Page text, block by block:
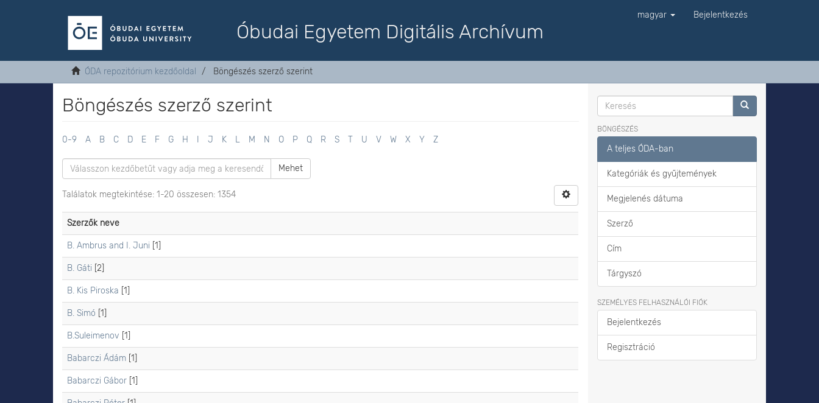
Óbudai Egyetem Digitális Archívum
magyar Bejelentkezés
ÓDA repozitórium kezdőoldal Böngészés szerző szerint
Böngészés szerző szerint
0-9 A B C D E F G H J K L M N O P Q R S T U V W X Y Z
Mehet
Találatok megtekintése: 1-20 összesen: 1354
Szerzők neve
B. Ambrus and I. Juni [1]
B. Gáti [2]
B. Kis Piroska [1]
B. Simó [1]
B.Suleimenov [1]
Babarczi Ádám [1]
Babarczi Gábor [1]
BÖNGÉSZÉS
A teljes ÓDA-ban
Kategóriák és gyűjtemények
Megjelenés dátuma
Szerző
Cím
Tárgyszó
SZEMÉLYES FELHASZNÁLÓI FIÓK
Bejelentkezés
Regisztráció